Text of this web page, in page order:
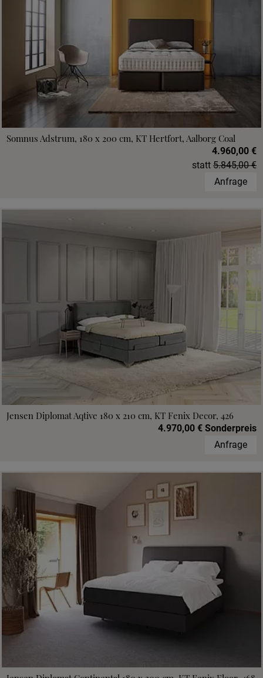
Somnus Adstrum, 180 x 200 cm, KT Hertfort, Aalborg Coal
4.960,00 €
statt 5.845,00 €
Anfrage
Jensen Diplomat Aqtive 180 x 210 cm, KT Fenix Decor, 426
4.970,00 € Sonderpreis
Anfrage